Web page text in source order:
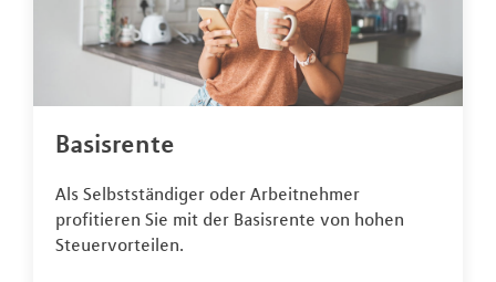
Basisrente
Als Selbstständiger oder Arbeitnehmer
profitieren Sie mit der Basisrente von hohen
Steuervorteilen.